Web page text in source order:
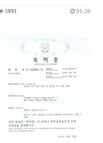
5891 01-20